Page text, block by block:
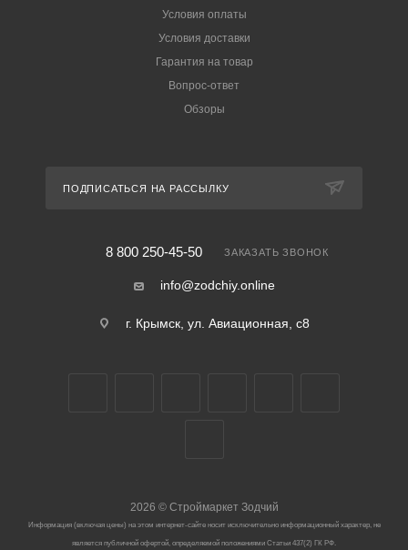
Условия оплаты
Условия доставки
Гарантия на товар
Вопрос-ответ
Обзоры
ПОДПИСАТЬСЯ НА РАССЫЛКУ
8 800 250-45-50 ЗАКАЗАТЬ ЗВОНОК
info@zodchiy.online
г. Крымск, ул. Авиационная, с8
2026 ©Строймаркет Зодчий
Информация (включая цены) на этом интернет-сайте носит исключительно информационный характер, не
является публичной офертой, определяемой положениями Статьи 437(2) ГК РФ.